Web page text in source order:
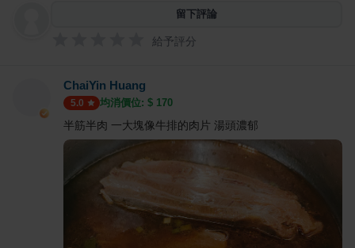
留下評論
給予評分
ChaiYin Huang
5.0 均消價位: $ 170
半筋半肉 一大塊像牛排的肉片 湯頭濃郁